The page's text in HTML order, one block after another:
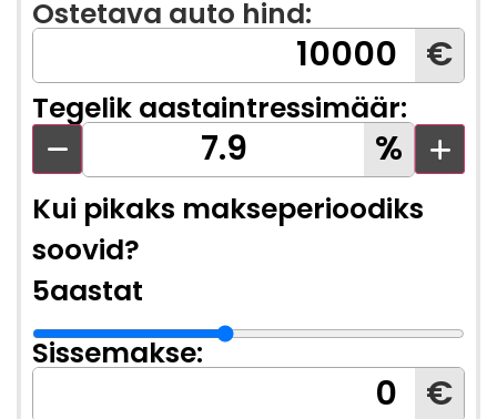
Ostetava auto hind:
€
Tegelik aastaintressimäär:
%
Kui pikaks makseperioodiks
soovid?
5aastat
Sissemakse:
€